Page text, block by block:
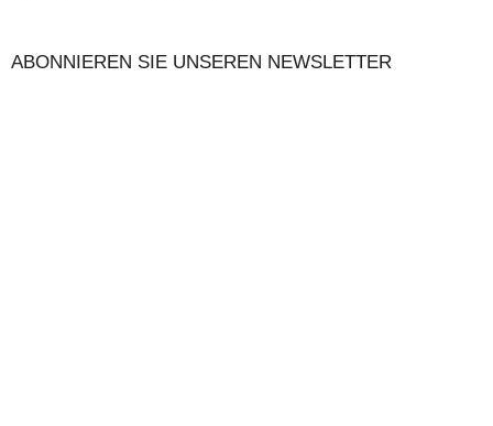
ABONNIEREN SIE UNSEREN NEWSLETTER